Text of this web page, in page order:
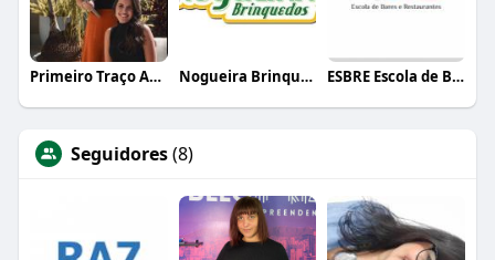
Primeiro Traço Arquitetura Nogueira Brinquedos ESBRE Escola de Bares e Restaurantes
Seguidores(8)